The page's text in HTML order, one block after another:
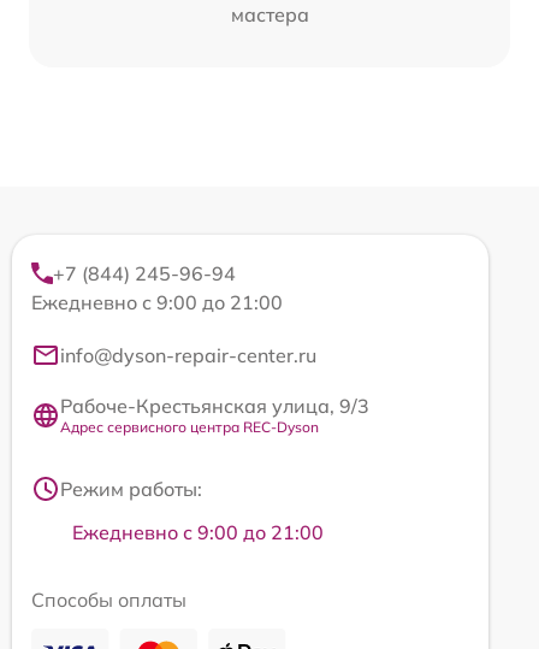
мастера
+7 (844) 245-96-94
Ежедневно с 9:00 до 21:00
info@dyson-repair-center.ru
Рабоче-Крестьянская улица, 9/3
Адрес сервисного центра REC-Dyson
Режим работы:
Ежедневно с 9:00 до 21:00
Способы оплаты